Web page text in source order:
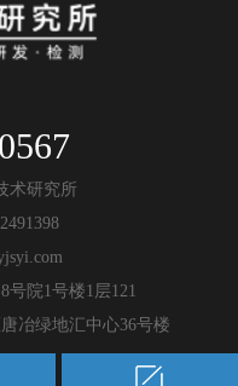
术研究所
号院1号楼1层121
冶绿地汇中心36号楼